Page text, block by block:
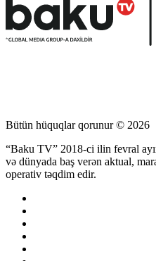
Bütün hüquqlar qorunur © 2026
“Baku TV” 2018-ci ilin fevral
və dünyada baş verən aktual,
operativ təqdim edir.